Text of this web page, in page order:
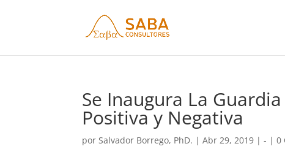
Se Inaugura La
Positiva y Negativa
porSalvador Borrego, PhD. |Abr 29, 2019 |- |0